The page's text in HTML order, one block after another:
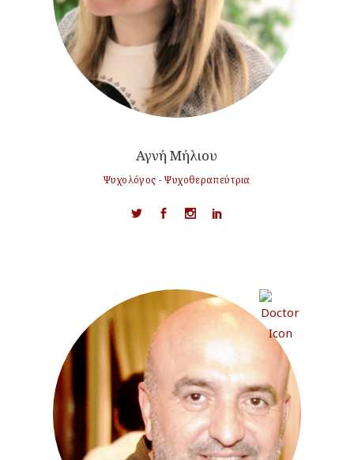
Αγνή Μήλιου
Ψυχολόγος - Ψυχοθεραπεύτρια